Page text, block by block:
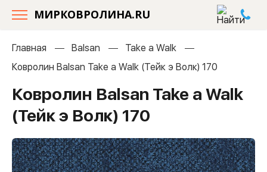
МИРКОВРОЛИНА.RU
Главная Balsan
Take a Walk
Ковролин Balsan Take a Walk (Тейк э Волк) 170
Ковролин Balsan Take a Walk
(Тейк э Волк) 170